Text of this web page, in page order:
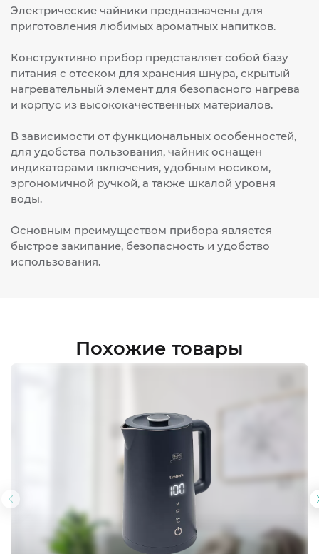
Электрические чайники предназначены для
приготовления любимых ароматных напитков.
Конструктивно прибор представляет собой базу
питания с отсеком для хранения шнура, скрытый
нагревательный элемент для безопасного нагрева
и корпус из высококачественных материалов.
В зависимости от функциональных особенностей,
для удобства пользования, чайник оснащен
индикаторами включения, удобным носиком,
эргономичной ручкой, а также шкалой уровня
воды.
Основным преимуществом прибора является
быстрое закипание, безопасность и удобство
использования.
Похожие товары
Предыдущий